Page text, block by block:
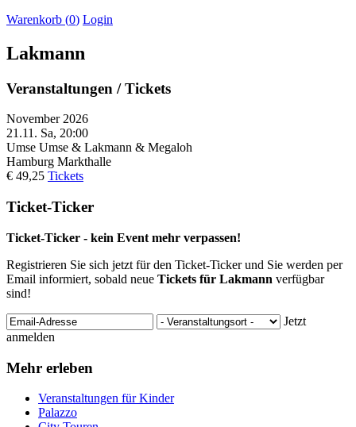
Warenkorb (0) Login
Lakmann
Veranstaltungen / Tickets
November 2026
21.11. Sa, 20:00
Umse Umse & Lakmann & Megaloh
Hamburg Markthalle
€ 49,25 Tickets
Ticket-Ticker
Ticket-Ticker - kein Event mehr verpassen!
Registrieren Sie sich jetzt für den Ticket-Ticker und Sie werden per
Email informiert, sobald neue Tickets für Lakmann verfügbar
sind!
Jetzt
anmelden
Mehr erleben
Veranstaltungen für Kinder
Palazzo